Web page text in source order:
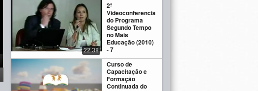
2ª
Videoconferência
do Programa
Segundo Tempo
no Mais
Educação (2010)
- 7
22:38
Curso de
Capacitação e
Formação
Continuada do